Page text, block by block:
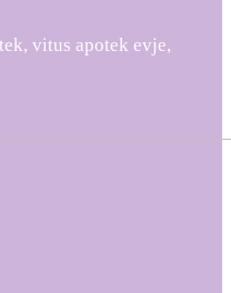
vitus apotek evje,